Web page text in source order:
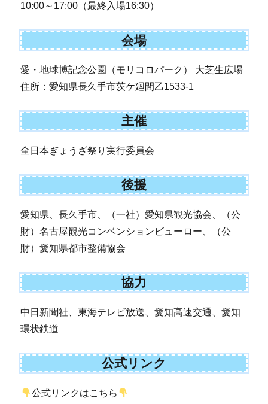
10:00～17:00（最終入場16:30）
会場
愛・地球博記念公園（モリコロパーク） 大芝生広場
住所：愛知県長久手市茨ケ廻間乙1533-1
主催
全日本ぎょうざ祭り実行委員会
後援
愛知県、長久手市、（一社）愛知県観光協会、（公
財）名古屋観光コンベンションビューロー、（公
財）愛知県都市整備協会
協力
中日新聞社、東海テレビ放送、愛知高速交通、愛知
環状鉄道
公式リンク
公式リンクはこちら